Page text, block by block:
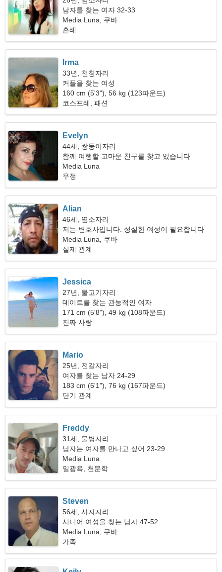
남자를 찾는 여자 32-33
Media Luna, 쿠바
혼례
Irma
33년, 천칭자리
커플을 찾는 여성
160 cm (5'3"), 56 kg (123파운드)
코스프레, 패션
Evelyn
44세, 쌍둥이자리
함께 여행할 고마운 친구를 찾고 있습니다
Media Luna
우정
Alian
46세, 염소자리
저는 변호사입니다. 성실한 여성이 필요합니다
Media Luna, 쿠바
실제 관계
Jessica
27년, 물고기자리
데이트를 찾는 관능적인 여자
171 cm (5'8"), 49 kg (108파운드)
진짜 사랑
Mario
25년, 전갈자리
여자를 찾는 남자 24-29
183 cm (6'1"), 76 kg (167파운드)
단기 관계
Freddy
31세, 물병자리
남자는 여자를 만나고 싶어 23-29
Media Luna
일광욕, 천문학
Steven
56세, 사자자리
시니어 여성을 찾는 남자 47-52
Media Luna, 쿠바
가족